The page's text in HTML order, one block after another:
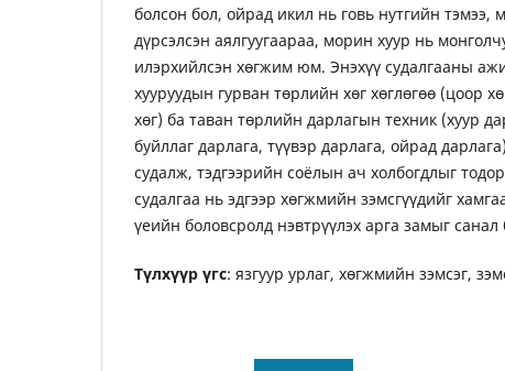
болсон бол, ойрад икил нь говь нутгийн тэмээ,
дүрсэлсэн аялгуугаараа, морин хуур нь
илэрхийлсэн хөгжим юм. Энэхүү судалгааны
хууруудын гурван төрлийн хөг хөглөгөө (цоор
хөг) ба таван төрлийн дарлагын техник (хуур
буйллаг дарлага, түүвэр дарлага, ойрад
судалж, тэдгээрийн соёлын ач холбогдлыг
судалгаа нь эдгээр хөгжмийн зэмсгүүдийг
үеийн боловсролд нэвтрүүлэх арга замыг
Түлхүүр үгс: язгуур урлаг, хөгжмийн зэмсэг,